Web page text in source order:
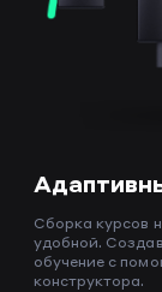
Сборка курсов
удобной.
обучение с
конструктора.